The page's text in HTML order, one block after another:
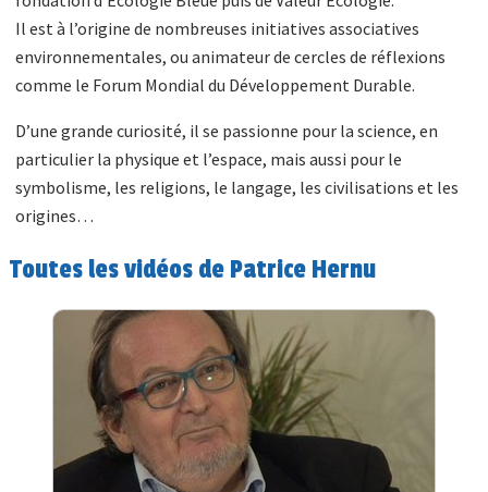
Il est à l’origine de nombreuses initiatives associatives
environnementales, ou animateur de cercles de réflexions
comme le Forum Mondial du Développement Durable.
D’une grande curiosité, il se passionne pour la science, en
particulier la physique et l’espace, mais aussi pour le
symbolisme, les religions, le langage, les civilisations et les
origines…
Toutes les vidéos de Patrice Hernu